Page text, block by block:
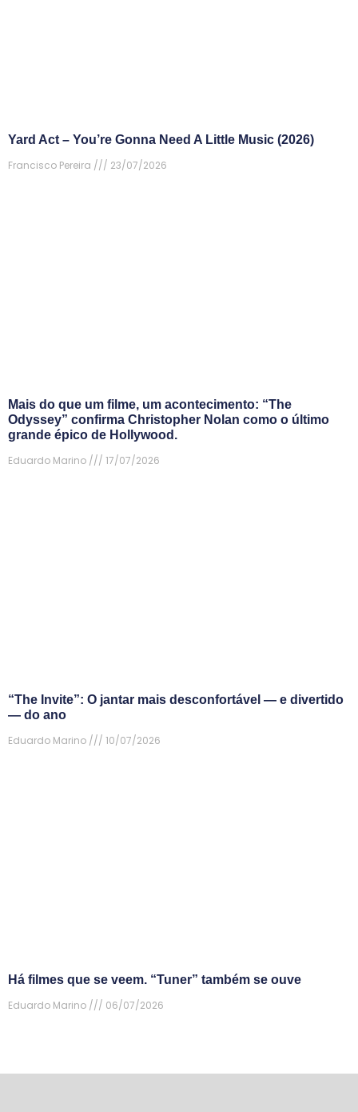
Yard Act – You’re Gonna Need A Little Music (2026)
Francisco Pereira
23/07/2026
Mais do que um filme, um acontecimento: “The
Odyssey” confirma Christopher Nolan como o último
grande épico de Hollywood.
Eduardo Marino
17/07/2026
“The Invite”: O jantar mais desconfortável — e divertido
— do ano
Eduardo Marino
10/07/2026
Há filmes que se veem. “Tuner” também se ouve
Eduardo Marino
06/07/2026